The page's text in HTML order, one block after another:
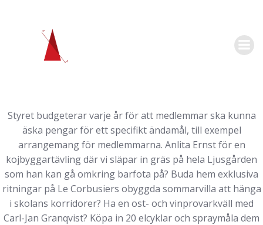
Styret budgeterar varje år för att medlemmar ska kunna
äska pengar för ett specifikt ändamål, till exempel
arrangemang för medlemmarna. Anlita Ernst för en
kojbyggartävling där vi släpar in gräs på hela Ljusgården
som han kan gå omkring barfota på? Buda hem exklusiva
ritningar på Le Corbusiers obyggda sommarvilla att hänga
i skolans korridorer? Ha en ost- och vinprovarkväll med
Carl-Jan Granqvist? Köpa in 20 elcyklar och spraymåla dem